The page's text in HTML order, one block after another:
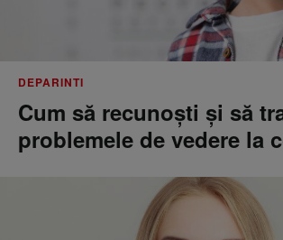
DEPARINTI
Cum să recunoști și să
problemele de vedere la